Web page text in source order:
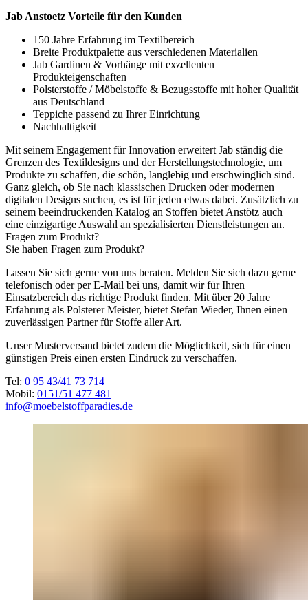
Jab Anstoetz Vorteile für den Kunden
150 Jahre Erfahrung im Textilbereich
Breite Produktpalette aus verschiedenen Materialien
Jab Gardinen & Vorhänge mit exzellenten
Produkteigenschaften
Polsterstoffe / Möbelstoffe & Bezugsstoffe mit hoher Qualität
aus Deutschland
Teppiche passend zu Ihrer Einrichtung
Nachhaltigkeit
Mit seinem Engagement für Innovation erweitert Jab ständig die
Grenzen des Textildesigns und der Herstellungstechnologie, um
Produkte zu schaffen, die schön, langlebig und erschwinglich sind.
Ganz gleich, ob Sie nach klassischen Drucken oder modernen
digitalen Designs suchen, es ist für jeden etwas dabei. Zusätzlich zu
seinem beeindruckenden Katalog an Stoffen bietet Anstötz auch
eine einzigartige Auswahl an spezialisierten Dienstleistungen an.
Fragen zum Produkt?
Sie haben Fragen zum Produkt?
Lassen Sie sich gerne von uns beraten. Melden Sie sich dazu gerne
telefonisch oder per E-Mail bei uns, damit wir für Ihren
Einsatzbereich das richtige Produkt finden. Mit über 20 Jahre
Erfahrung als Polsterer Meister, bietet Stefan Wieder, Ihnen einen
zuverlässigen Partner für Stoffe aller Art.
Unser Musterversand bietet zudem die Möglichkeit, sich für einen
günstigen Preis einen ersten Eindruck zu verschaffen.
Tel: 0 95 43/41 73 714
Mobil: 0151/51 477 481
info@moebelstoffparadies.de